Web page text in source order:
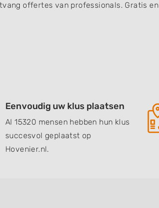
offertes van professionals. Gratis en
Eenvoudig uw klus plaatsen
Al 15320 mensen hebben hun klus
succesvol geplaatst op
Hovenier.nl.